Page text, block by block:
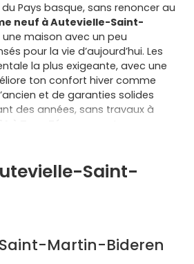
Pays basque, sans renoncer au
neuf à Autevielle-Saint-
maison avec un peu
pour la vie d’aujourd’hui. Les
la plus exigeante, avec une
ton confort hiver comme
et de garanties solides
des années, sans travaux à
Saint-Martin-Bideren séduit
Saint-Palais, Salies-de-Béarn,
pour un quotidien simple et
charges maîtrisées, une
de vie traversante. Dans les
Saint-
Martin-Bideren